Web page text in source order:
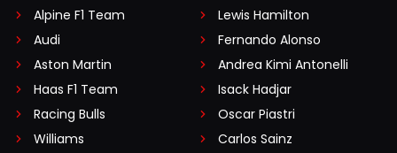
Alpine F1 Team
Audi
Aston Martin
Haas F1 Team
Racing Bulls
Williams
Lewis Hamilton
Fernando Alonso
Andrea Kimi Antonelli
Isack Hadjar
Oscar Piastri
Carlos Sainz